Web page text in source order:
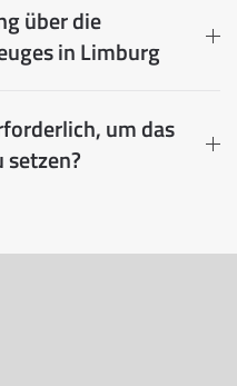
über die
in Limburg
um das